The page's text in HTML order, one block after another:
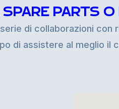
PARTS O
di collaborazioni
di assistere al meglio il